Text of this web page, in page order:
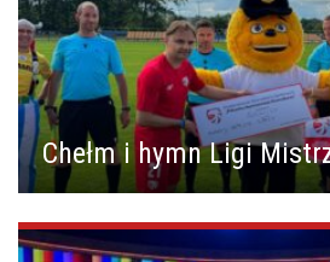
Chełm i hymn Ligi